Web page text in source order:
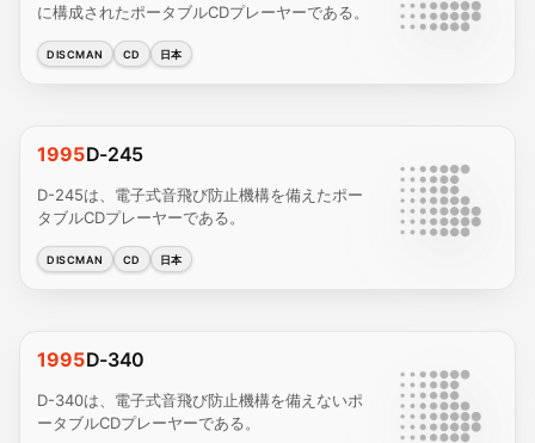
に構成されたポータブルCDプレーヤーである。
DISCMAN CD 日本
1995D-245
D-245は、電子式音飛び防止機構を備えたポー
タブルCDプレーヤーである。
DISCMAN CD 日本
1995D-340
D-340は、電子式音飛び防止機構を備えないポ
ータブルCDプレーヤーである。